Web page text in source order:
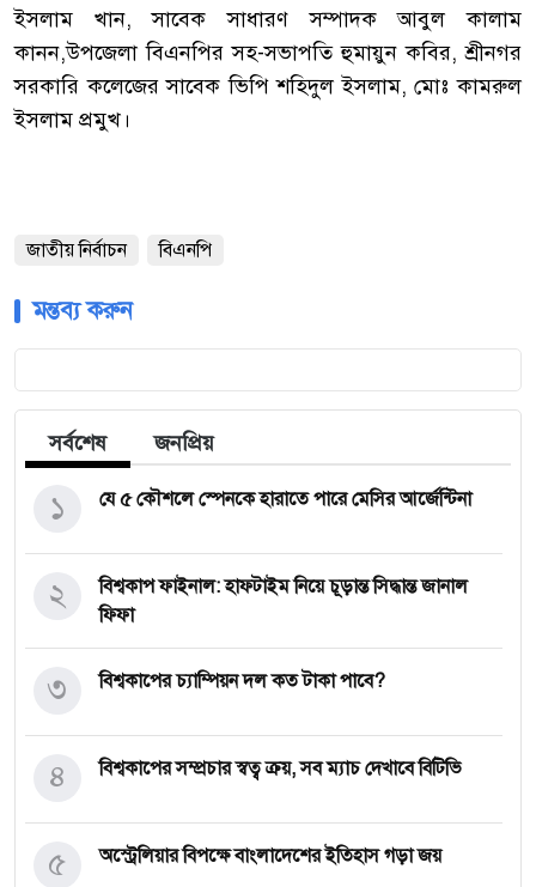
ইসলাম খান, সাবেক সাধারণ সম্পাদক আবুল কালাম
কানন,উপজেলা বিএনপির সহ-সভাপতি হুমায়ুন কবির, শ্রীনগর
সরকারি কলেজের সাবেক ভিপি শহিদুল ইসলাম, মোঃ কামরুল
ইসলাম প্রমুখ।
জাতীয় নির্বাচন বিএনপি
মন্তব্য করুন
সর্বশেষ জনপ্রিয়
যে ৫ কৌশলে স্পেনকে হারাতে পারে মেসির আর্জেন্টিনা
১
বিশ্বকাপ ফাইনাল: হাফটাইম নিয়ে চূড়ান্ত সিদ্ধান্ত জানাল
ফিফা
২
বিশ্বকাপের চ্যাম্পিয়ন দল কত টাকা পাবে?
৩
বিশ্বকাপের সম্প্রচার স্বত্ব ক্রয়, সব ম্যাচ দেখাবে বিটিভি
৪
অস্ট্রেলিয়ার বিপক্ষে বাংলাদেশের ইতিহাস গড়া জয়
৫